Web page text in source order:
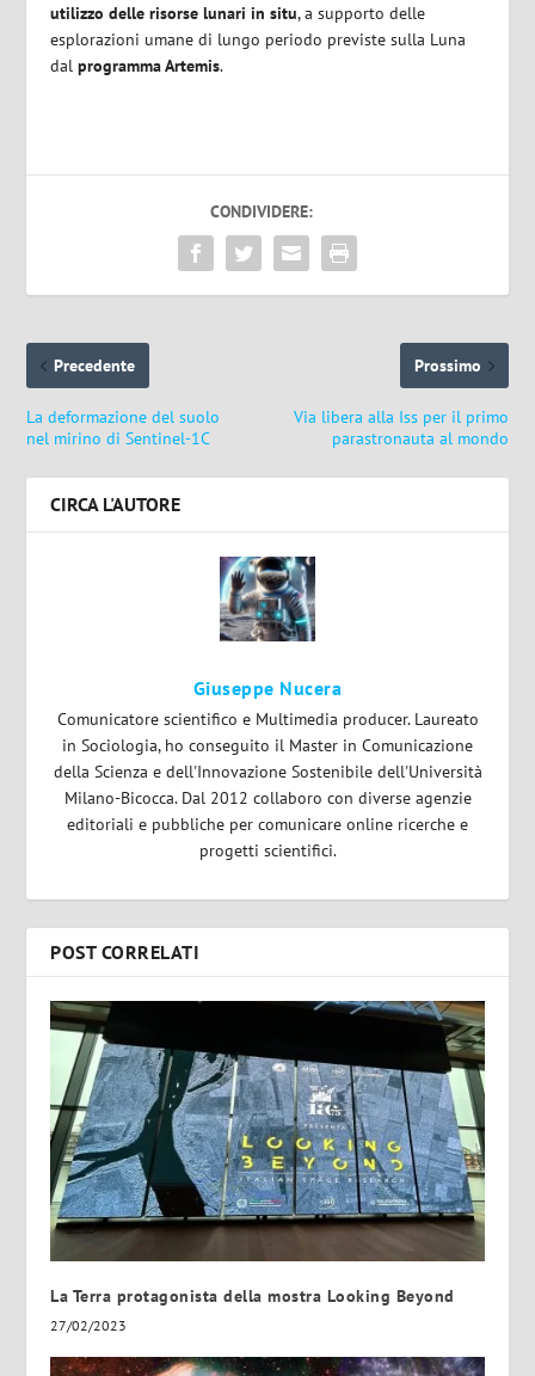
utilizzo delle risorse lunari in situ, a supporto delle
esplorazioni umane di lungo periodo previste sulla Luna
dalprogramma Artemis.
CONDIVIDERE:
Precedente
La deformazione del suolo
nel mirino di Sentinel-1C
Prossimo
Via libera alla Iss per il primo
parastronauta al mondo
CIRCA L'AUTORE
Giuseppe Nucera
Comunicatore scientifico e Multimedia producer. Laureato
in Sociologia, ho conseguito il Master in Comunicazione
della Scienza e dell'Innovazione Sostenibile dell'Università
Milano-Bicocca. Dal 2012 collaboro con diverse agenzie
editoriali e pubbliche per comunicare online ricerche e
progetti scientifici.
POST CORRELATI
La Terra protagonista della mostra Looking Beyond
27/02/2023